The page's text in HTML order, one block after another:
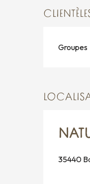
Groupes
35440